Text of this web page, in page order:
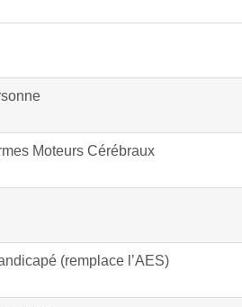
Moteurs Cérébraux
(remplace l’AES)